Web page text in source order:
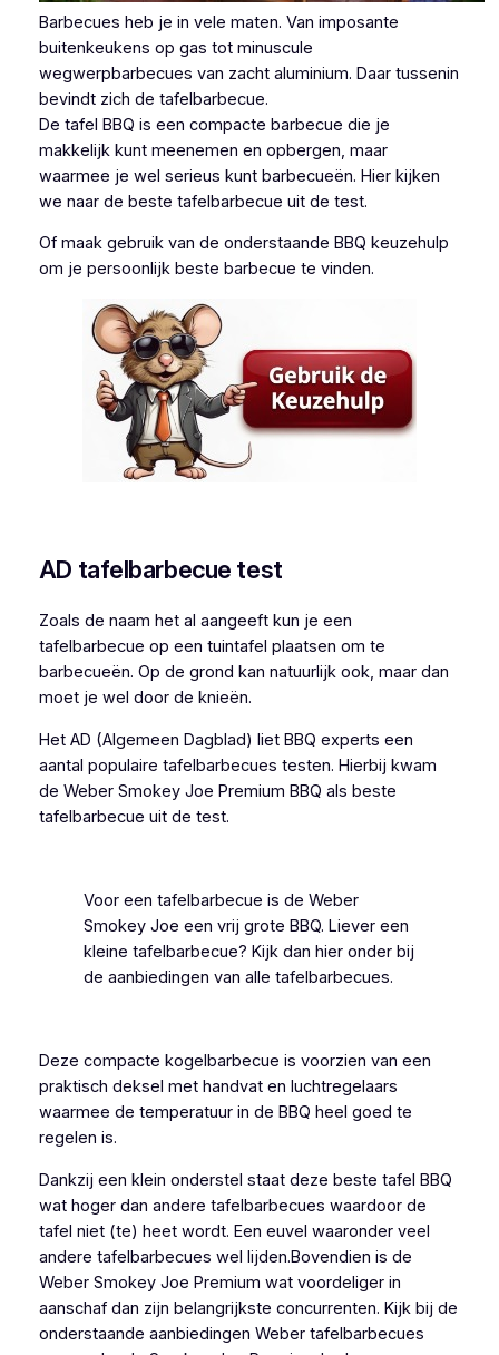
Barbecues heb je in vele maten. Van imposante
buitenkeukens op gas tot minuscule
wegwerpbarbecues van zacht aluminium. Daar tussenin
bevindt zich de tafelbarbecue.
De tafel BBQ is een compacte barbecue die je
makkelijk kunt meenemen en opbergen, maar
waarmee je wel serieus kunt barbecueën. Hier kijken
we naar de beste tafelbarbecue uit de test.
Of maak gebruik van de onderstaande BBQ keuzehulp
om je persoonlijk beste barbecue te vinden.
AD tafelbarbecue test
Zoals de naam het al aangeeft kun je een
tafelbarbecue op een tuintafel plaatsen om te
barbecueën. Op de grond kan natuurlijk ook, maar dan
moet je wel door de knieën.
Het AD (Algemeen Dagblad) liet BBQ experts een
aantal populaire tafelbarbecues testen. Hierbij kwam
de Weber Smokey Joe Premium BBQ als beste
tafelbarbecue uit de test.
Voor een tafelbarbecue is de Weber
Smokey Joe een vrij grote BBQ. Liever een
kleine tafelbarbecue? Kijk dan hier onder bij
de aanbiedingen van alle tafelbarbecues.
Deze compacte kogelbarbecue is voorzien van een
praktisch deksel met handvat en luchtregelaars
waarmee de temperatuur in de BBQ heel goed te
regelen is.
Dankzij een klein onderstel staat deze beste tafel BBQ
wat hoger dan andere tafelbarbecues waardoor de
tafel niet (te) heet wordt. Een euvel waaronder veel
andere tafelbarbecues wel lijden.Bovendien is de
Weber Smokey Joe Premium wat voordeliger in
aanschaf dan zijn belangrijkste concurrenten. Kijk bij de
onderstaande aanbiedingen Weber tafelbarbecues